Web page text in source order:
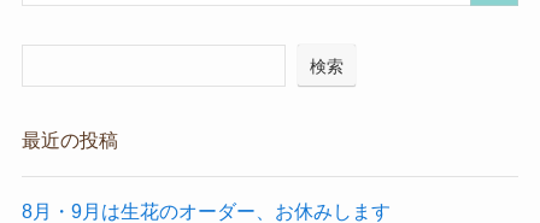
検索
最近の投稿
8月・9月は生花のオーダー、お休みします